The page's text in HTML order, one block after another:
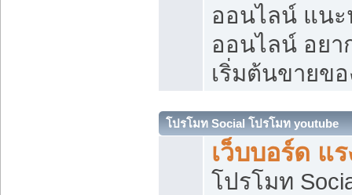
ออนไลน์ แนะ
ออนไลน์ อย
เริ่มต้นขายข
โปรโมท Social โปรโมท youtube
เว็บบอร์ด แร
โปรโมท